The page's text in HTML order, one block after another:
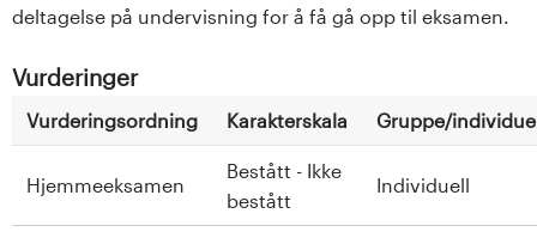
deltagelse på undervisning for å få gå opp til eksamen.
Vurderinger
Vurderingsordning Karakterskala Gruppe/
Hjemmeeksamen
Bestått - Ikke
bestått
Individuell